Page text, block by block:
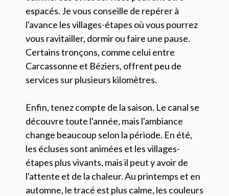
espacés. Je vous conseille de repérer à
l'avance les villages-étapes où vous pourrez
vous ravitailler, dormir ou faire une pause.
Certains tronçons, comme celui entre
Carcassonne et Béziers, offrent peu de
services sur plusieurs kilomètres.
Enfin, tenez compte de la saison. Le canal se
découvre toute l'année, mais l'ambiance
change beaucoup selon la période. En été,
les écluses sont animées et les villages-
étapes plus vivants, mais il peut y avoir de
l'attente et de la chaleur. Au printemps et en
automne, le tracé est plus calme, les couleurs